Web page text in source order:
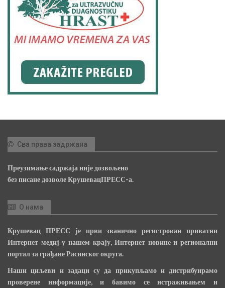
Сва права задржана
Преузимање садржаја није дозвољено
без писане дозволе КрушевацПРЕСС-а.
О нама
Крушевац ПРЕСС је први званично регистрован приватни
Интернет медиј у нашем крају, Интернет новине и регионални
портал за грађане Расинског округа.
Наши циљеви и задаци су да прикупљамо и дистрибуирамо
проверене информације, и бавимо се истраживањем и